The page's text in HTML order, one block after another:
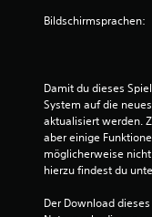
Bildschirmsprachen:
Damit du dieses
System auf die
aktualisiert werden.
aber einige
möglicherweise
hierzu findest du
Der Download